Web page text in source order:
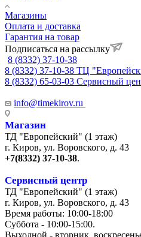
Магазины
Оплата и доставка
Гарантия на товар
Подписаться на рассылку
8 (8332) 37-10-38
8 (8332) 37-10-38 ТЦ
8 (8332) 65-03-03 Сервисный
info@timekirov.ru
Магазин
ТД "Европейский" (1 этаж)
г. Киров, ул. Воровского, д. 43
+7(8332) 37-10-38.
Сервисный центр
ТД "Европейский" (1 этаж)
г. Киров, ул. Воровского, д. 43
Время работы: 10:00-18:00
Суббота - 10:00-15:00.